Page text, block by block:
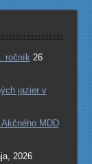
ročník 26
jazier v
MDD
2026